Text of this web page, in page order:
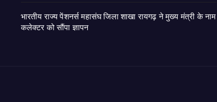
भारतीय राज्य पेंशनर्स महासंघ जिला शाखा रायगढ़ ने मुख्य मंत्री के नाम
कलेक्टर को सौंपा ज्ञापन